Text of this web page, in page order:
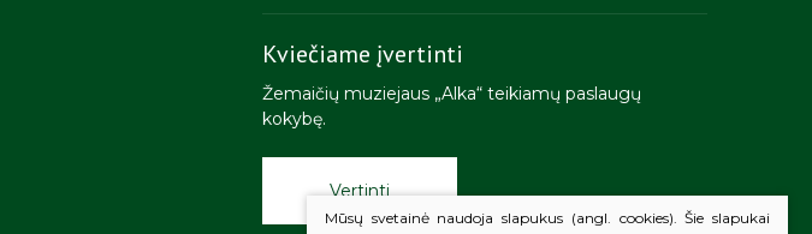
Kviečiame įvertinti
Žemaičių muziejaus „Alka“ teikiamų paslaugų
kokybę.
Vertinti
Mūsų svetainė naudoja slapukus (angl. cookies). Šie slapukai